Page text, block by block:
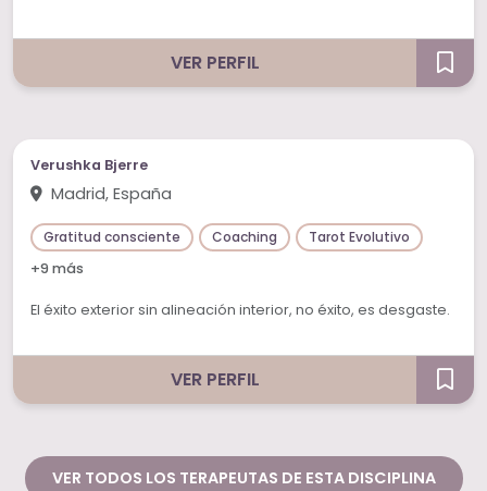
VER PERFIL
Verushka Bjerre
Madrid, España
Gratitud consciente Coaching
Tarot Evolutivo
+9 más
El éxito exterior sin alineación interior, no éxito, es desgaste.
VER PERFIL
VER TODOS LOS TERAPEUTAS DE ESTA DISCIPLINA